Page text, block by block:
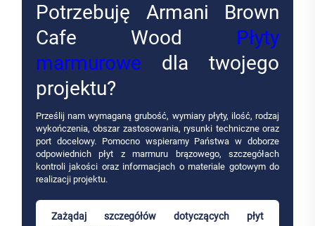
Potrzebuję Armani Brown
Cafe Wood Płyty
marmurowe dla twojego
projektu?
Prześlij nam wymaganą grubość, wymiary płyty, ilość, rodzaj
wykończenia, obszar zastosowania, rysunki techniczne oraz
port docelowy. Pomocno wspieramy Państwa w doborze
odpowiednich płyt z marmuru brązowego, szczegółach
kontroli jakości oraz informacjach o materiale gotowym do
realizacji projektu.
Zażądaj szczegółów dotyczących płyt